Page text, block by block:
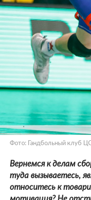
Фото: Гандбольный клуб
Вернемся к делам
туда вызываетесь,
относитесь к